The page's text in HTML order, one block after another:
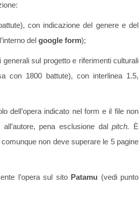
con indicazione del genere e del
del google form);
sul progetto e riferimenti culturali
con 1800 battute), con interlinea 1.5,
dell’opera indicato nel form e il file non
pena esclusione dalpitch.
È
non deve superare le 5 pagine
l’opera sul sito Patamu (vedi punto